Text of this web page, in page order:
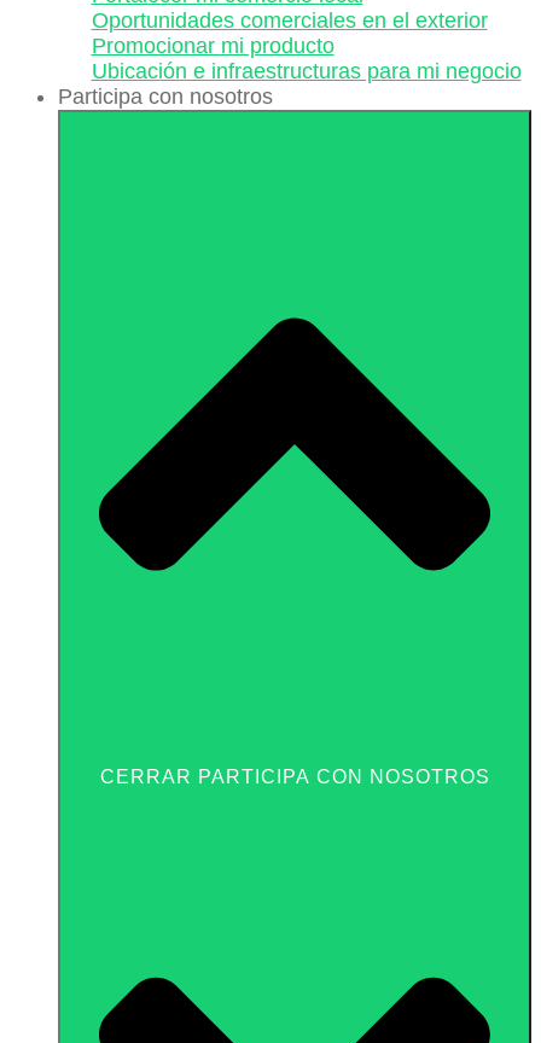
Oportunidades comerciales en el exterior
Promocionar mi producto
Ubicación e infraestructuras para mi negocio
Participa con nosotros
CERRAR PARTICIPA CON NOSOTROS